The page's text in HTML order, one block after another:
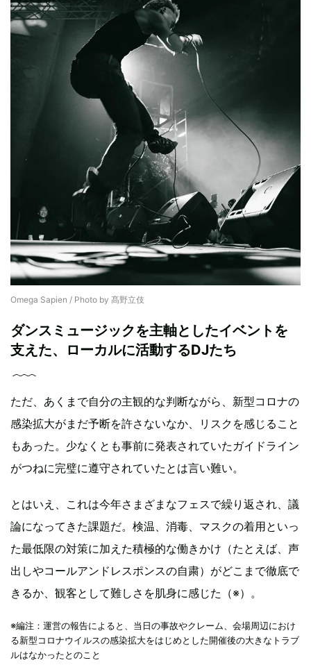
Omega Sapien / Photo by 髙野立伎
ダンスミュージックを主軸としたイベントを
支えた、ローカルに活動するDJたち
ただ、あくまで自分の主観的な判断ながら、新型コロナの
感染拡大がまだ予断を許さないなか、リスクを感じること
もあった。少なくとも事前に発表されていたガイドライン
がつねに完璧に遵守されていたとは言い難い。
とはいえ、これは今年さまざまなフェスで繰り返され、議
論になってきた課題だ。検温、消毒、マスクの着用といっ
た最低限の対策に加えた積極的な働きかけ（たとえば、声
出しやコールアンドレスポンスの自粛）がどこまで徹底で
きるか、観客として難しさを肌身に感じた（※）。
※編注：運営の報告によると、当日の事故やクレーム、会場周辺におけ
る新型コロナウイルスの感染拡大をはじめとした開催後の大きなトラブ
ルはなかったとのこと